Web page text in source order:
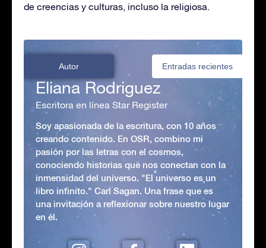
de creencias y culturas, incluso la religiosa.
Autor Entradas recientes
Eliana Rodriguez
Escritora en línea Star Register
Soy apasionada de la escritura, con 10 años
creando contenido. En OSR, combino mi
pasión por las letras con el cosmos,
conociendo historias que nos conectan con la
inmensidad del universo. "El universo es un
libro infinito." Carl Sagan. Una frase que es
una invitación a reflexionar sobre nuestro lugar
en él.